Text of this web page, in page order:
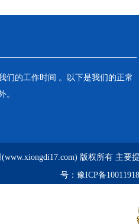
们的工作时间 。以下是我们的正常
。
版权所有 主要
号： 豫ICP备